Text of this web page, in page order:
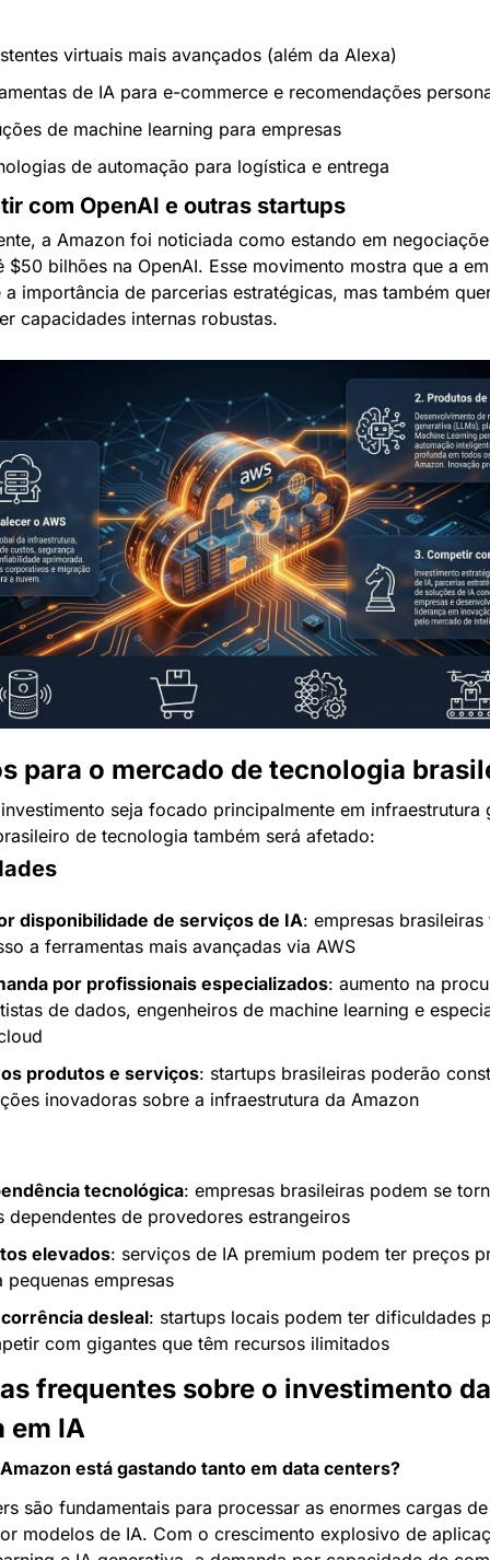
virtuais mais avançados (além da Alexa)
de IA para e-commerce e recomendações
de machine learning para empresas
de automação para logística e entrega
com OpenAI e outras startups
a Amazon foi noticiada como estando em
$50 bilhões na OpenAI. Esse movimento mostra que a
a importância de parcerias estratégicas, mas também
capacidades internas robustas.
para o mercado de tecnologia
seja focado principalmente em infraestrutura
de tecnologia também será afetado:
disponibilidade de serviços de IA: empresas brasileiras
a ferramentas mais avançadas via AWS
por profissionais especializados: aumento na
de dados, engenheiros de machine learning e
produtos e serviços: startups brasileiras poderão
inovadoras sobre a infraestrutura da Amazon
tecnológica: empresas brasileiras podem se
dependentes de provedores estrangeiros
elevados: serviços de IA premium podem ter preços
pequenas empresas
desleal: startups locais podem ter dificuldades
com gigantes que têm recursos ilimitados
frequentes sobre o investimento da
em IA
está gastando tanto em data centers?
são fundamentais para processar as enormes cargas
modelos de IA. Com o crescimento explosivo de